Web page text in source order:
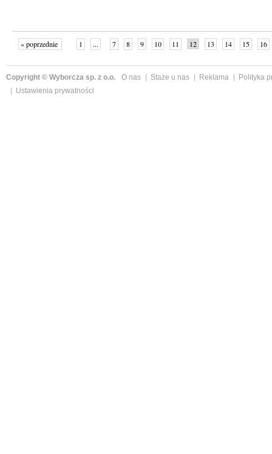
« poprzednie 1 ... 7 8 9 10 11 12 13 14 15 16
Copyright © Wyborcza sp. z o.o. O nas Staże u nas Reklama
Polityka
Ustawienia prywatności